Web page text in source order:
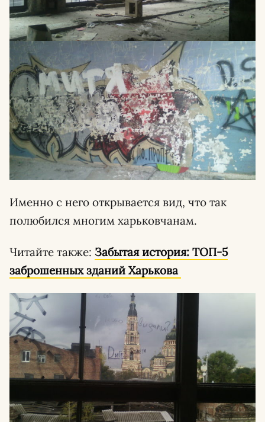
Именно с него открывается вид, что так
полюбился многим харьковчанам.
Читайте также: Забытая история: ТОП-5
заброшенных зданий Харькова